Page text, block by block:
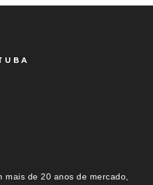
mais de 20 anos de mercado,